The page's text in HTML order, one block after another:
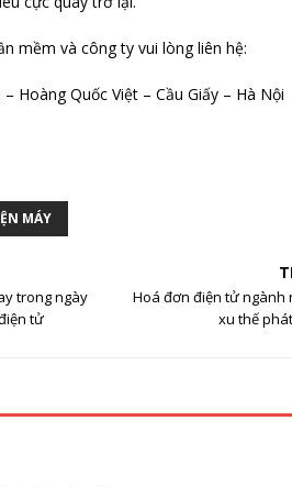
mềm và công ty vui lòng liên hệ:
Hoàng Quốc Việt – Cầu Giấy – Hà Nội
MÁY
trong ngày
tử
Hoá đơn điện tử ngành
xu thế